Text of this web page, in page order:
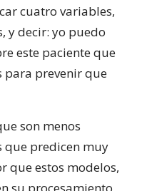
cuatro variables,
y decir: yo puedo
este paciente que
para prevenir que
son menos
que predicen muy
que estos modelos,